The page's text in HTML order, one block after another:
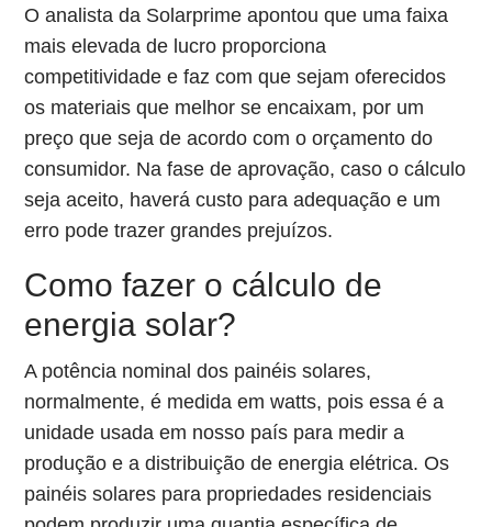
O analista da Solarprime apontou que uma faixa
mais elevada de lucro proporciona
competitividade e faz com que sejam oferecidos
os materiais que melhor se encaixam, por um
preço que seja de acordo com o orçamento do
consumidor. Na fase de aprovação, caso o cálculo
seja aceito, haverá custo para adequação e um
erro pode trazer grandes prejuízos.
Como fazer o cálculo de
energia solar?
A potência nominal dos painéis solares,
normalmente, é medida em watts, pois essa é a
unidade usada em nosso país para medir a
produção e a distribuição de energia elétrica. Os
painéis solares para propriedades residenciais